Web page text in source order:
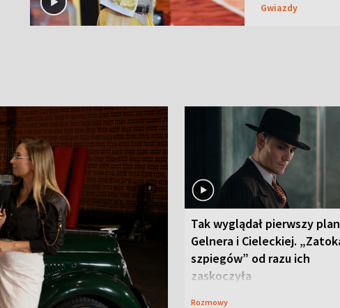
Gwiazdy
Tak wyglądał pierwszy plan
Gelnera i Cieleckiej.
szpiegów” od razu ich
zaskoczyła
Rozmowy